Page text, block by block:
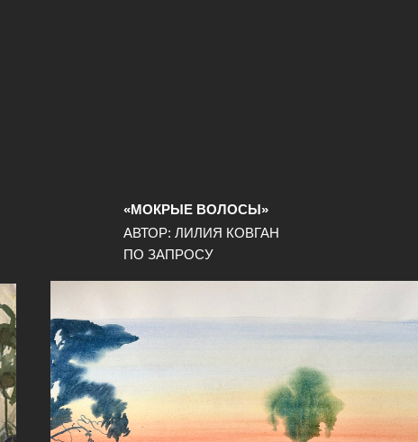
«МОКРЫЕ ВОЛОСЫ»
АВТОР: ЛИЛИЯ КОВГАН
ПО ЗАПРОСУ